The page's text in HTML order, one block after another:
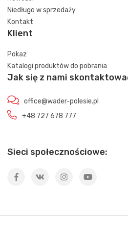
Niedługo w sprzedaży
Kontakt
Klient
Pokaz
Katalogi produktów do pobrania
Jak się z nami
office@wader-polesie.pl
+48 727 678 777
Sieci społecznościowe: